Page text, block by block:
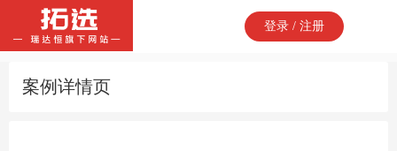
登录 / 注册
案例详情页